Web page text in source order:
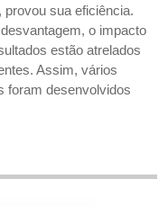
sua eficiência.
o impacto
estão atrelados
Assim, vários
foram desenvolvidos